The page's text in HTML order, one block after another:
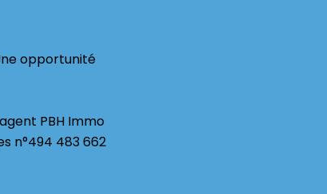
opportunité
PBH Immo
n°494 483 662